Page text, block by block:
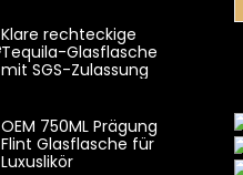
Klare rechteckige
Tequila-Glasflasche
mit SGS-Zulassung
OEM 750ML Prägung
Flint Glasflasche für
Luxuslikör